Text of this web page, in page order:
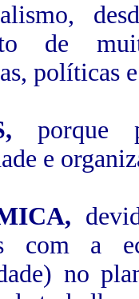
de
políticas
porque
e
com a
no